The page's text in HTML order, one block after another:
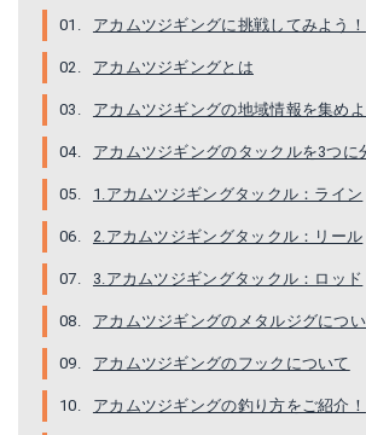
アカムツジギングに挑戦してみよう！
アカムツジギングとは
アカムツジギングの地域情報を集めよ
アカムツジギングのタックルを3つに
1.アカムツジギングタックル：ライン
2.アカムツジギングタックル：リール
3.アカムツジギングタックル：ロッド
アカムツジギングのメタルジグにつ
アカムツジギングのフックについて
アカムツジギングの釣り方をご紹介！